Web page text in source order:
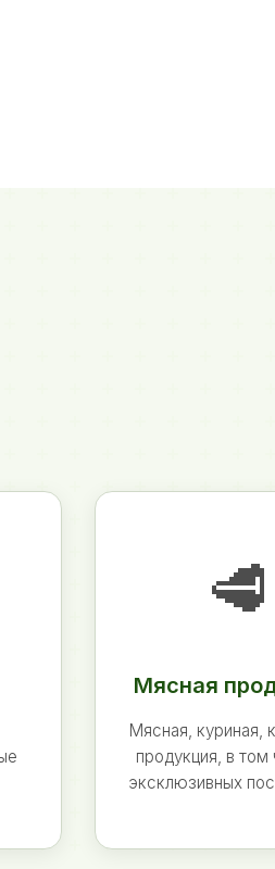
🥩
Мясная
Мясная, куриная,
продукция, в том
эксклюзивных